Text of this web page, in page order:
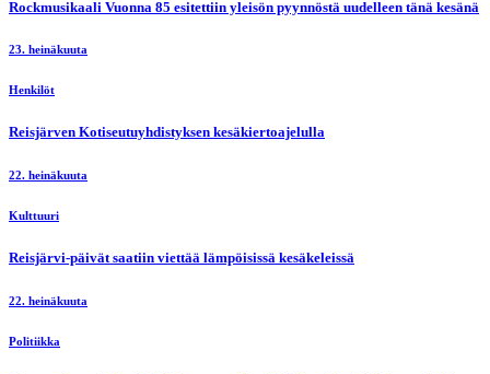
Rockmusikaali Vuonna 85 esitettiin yleisön pyynnöstä uudelleen tänä kesänä
23. heinäkuuta
Henkilöt
Reisjärven Kotiseutuyhdistyksen kesäkiertoajelulla
22. heinäkuuta
Kulttuuri
Reisjärvi-päivät saatiin viettää lämpöisissä kesäkeleissä
22. heinäkuuta
Politiikka